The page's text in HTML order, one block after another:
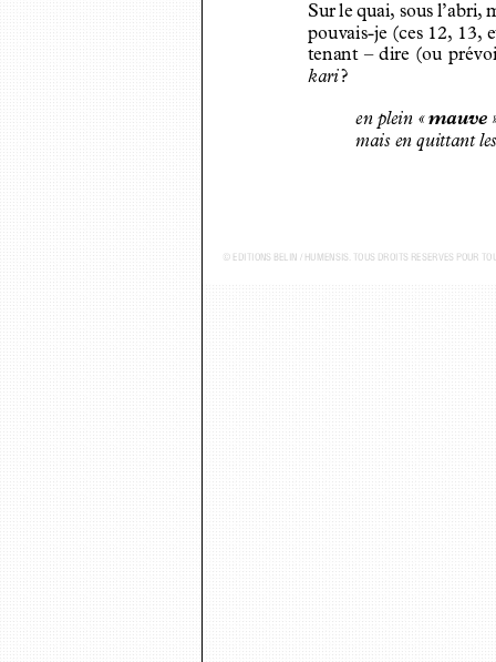
Sur le quai, sous
pouvais-je (ces 12,
tenant – dire (ou
kari?
en plein «mauve
mais en quittant
© ...DITIONS BELIN / HUMENSIS. TOUS DROITS R...SERV...S POUR TOUS PAYS - P